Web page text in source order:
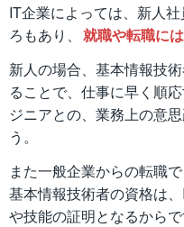
IT企業によっては、新人
ろもあり、 就職や転職に
新人の場合、基本情報技
ることで、仕事に早く順
ジニアとの、業務上の意
う。
また一般企業からの転職
基本情報技術者の資格は
や技能の証明となるからで